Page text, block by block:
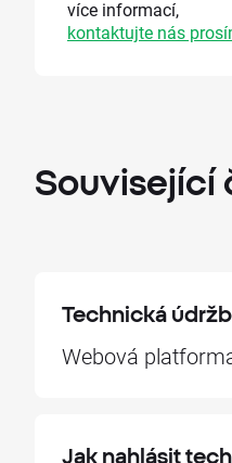
více informací,
kontaktujte nás
Související
Technická
Webová
Jak nahlásit